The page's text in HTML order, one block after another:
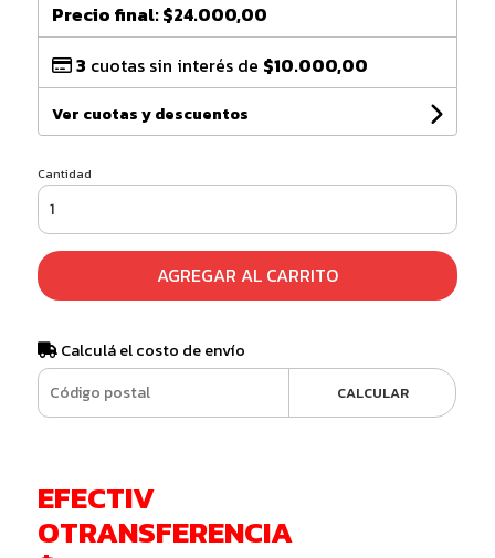
Precio final:$24.000,00
3 cuotas sin interés de $10.000,00
Ver cuotas y descuentos
Cantidad
AGREGAR AL CARRITO
Calculá el costo de envío
CALCULAR
EFECTIV
OTRANSFERENCIA